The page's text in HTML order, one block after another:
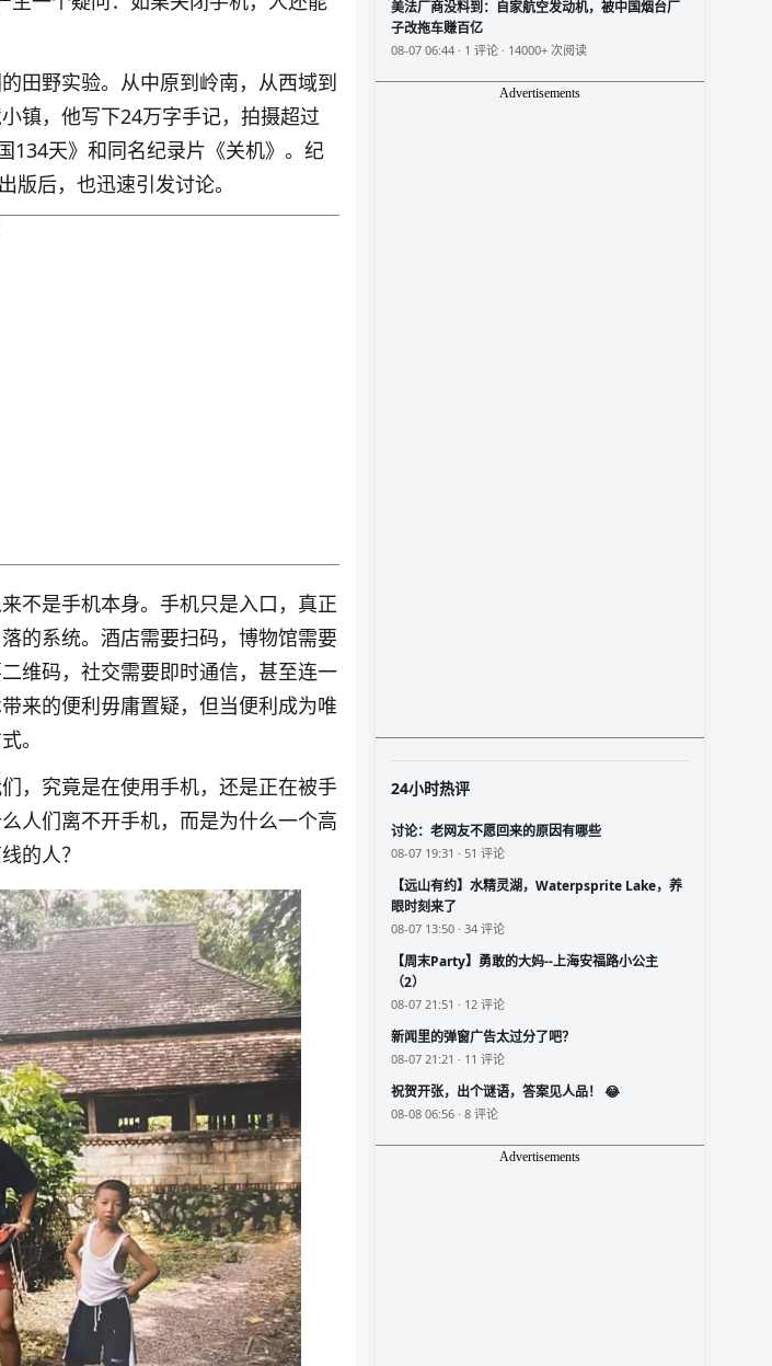
田野实验。从中原到岭南，从西域到
镇，他写下24万字手记，拍摄超过
134天》和同名纪录片《关机》。纪
版后，也迅速引发讨论。
不是手机本身。手机只是入口，真正
的系统。酒店需要扫码，博物馆需要
维码，社交需要即时通信，甚至连一
来的便利毋庸置疑，但当便利成为唯
。
，究竟是在使用手机，还是正在被手
人们离不开手机，而是为什么一个高
的人？
美法厂商没料到：自家航空发动机，被中国烟台厂
子改拖车赚百亿
08-07 06:44 · 1 评论 · 14000+ 次阅读
Advertisements
24小时热评
讨论：老网友不愿回来的原因有哪些
08-07 19:31 · 51 评论
【远山有约】水精灵湖，Waterpsprite Lake，养
眼时刻来了
08-07 13:50 · 34 评论
【周末Party】勇敢的大妈--上海安福路小公主
（2）
08-07 21:51 · 12 评论
新闻里的弹窗广告太过分了吧？
08-07 21:21 · 11 评论
祝贺开张，出个谜语，答案见人品！ 😂
08-08 06:56 · 8 评论
Advertisements